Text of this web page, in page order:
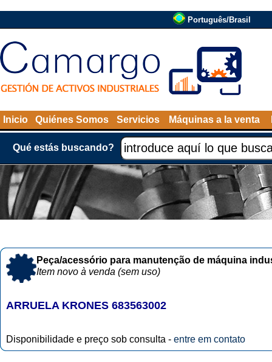
Português/Brasil
Inicio Quiénes Somos Servicios Máquinas a la venta
Qué estás buscando?
Peça/acessório para manutenção de máquina
Item novo à venda (sem uso)
ARRUELA KRONES 683563002
Disponibilidade e preço sob consulta - entre em contato